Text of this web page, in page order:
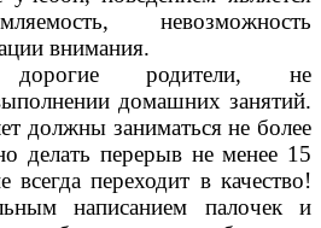
невозможность
внимания.
дорогие родители, не
домашних занятий.
должны заниматься не более
делать перерыв не менее 15
всегда переходит в качество!
написанием палочек и